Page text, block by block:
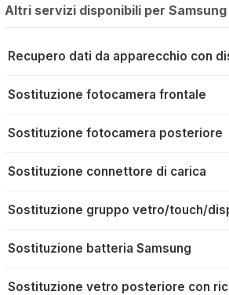
Altri servizi disponibili per Samsung
Recupero dati da apparecchio con
Sostituzione fotocamera frontale
Sostituzione fotocamera posteriore
Sostituzione connettore di carica
Sostituzione gruppo vetro/touch/
Sostituzione batteria Samsung
Sostituzione vetro posteriore con